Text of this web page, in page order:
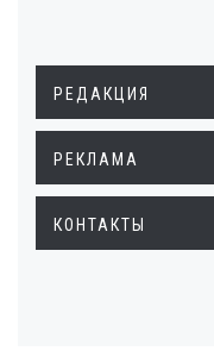
РЕДАКЦИЯ
РЕКЛАМА
КОНТАКТЫ